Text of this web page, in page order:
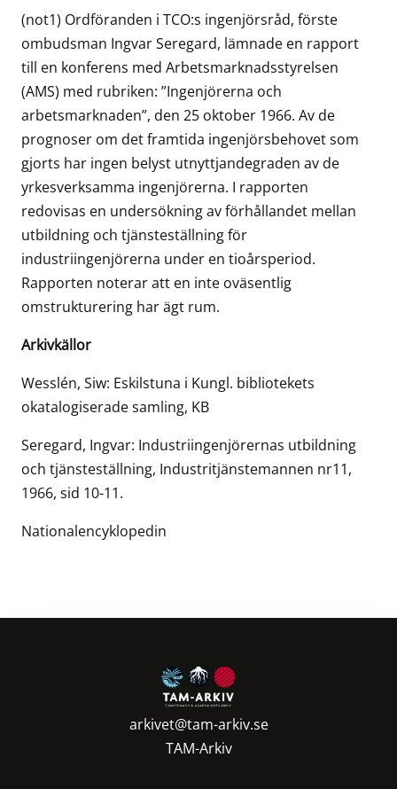
(not1) Ordföranden i TCO:s ingenjörsråd, förste
ombudsman Ingvar Seregard, lämnade en rapport
till en konferens med Arbetsmarknadsstyrelsen
(AMS) med rubriken: ”Ingenjörerna och
arbetsmarknaden”, den 25 oktober 1966. Av de
prognoser om det framtida ingenjörsbehovet som
gjorts har ingen belyst utnyttjandegraden av de
yrkesverksamma ingenjörerna. I rapporten
redovisas en undersökning av förhållandet mellan
utbildning och tjänsteställning för
industriingenjörerna under en tioårsperiod.
Rapporten noterar att en inte oväsentlig
omstrukturering har ägt rum.
Arkivkällor
Wesslén, Siw: Eskilstuna i Kungl. bibliotekets
okatalogiserade samling, KB
Seregard, Ingvar: Industriingenjörernas utbildning
och tjänsteställning, Industritjänstemannen nr11,
1966, sid 10-11.
Nationalencyklopedin
arkivet@tam-arkiv.se
TAM-Arkiv